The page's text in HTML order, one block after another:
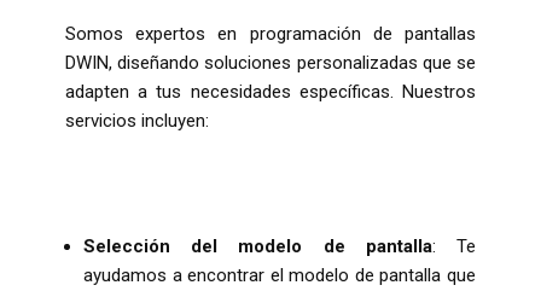
Somos expertos en programación de pantallas
DWIN, diseñando soluciones personalizadas que se
adapten a tus necesidades específicas. Nuestros
servicios incluyen:
Selección del modelo de pantalla: Te
ayudamos a encontrar el modelo de pantalla que